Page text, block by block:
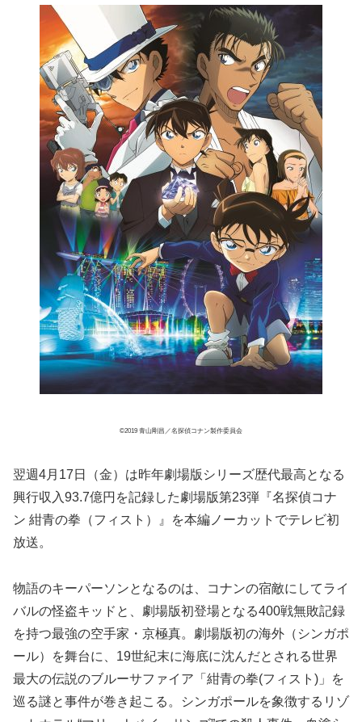
©2019 青山剛昌／名探偵コナン製作委員会
翌週4月17日（金）は昨年劇場版シリーズ歴代最高となる
興行収入93.7億円を記録した劇場版第23弾『名探偵コナ
ン 紺青の拳（フィスト）』を本編ノーカットでテレビ初
放送。
物語のキーパーソンとなるのは、コナンの宿敵にしてライ
バルの怪盗キッドと、劇場版初登場となる400戦無敗記録
を持つ最強の空手家・京極真。劇場版初の海外（シンガポ
ール）を舞台に、19世紀末に海底に沈んだとされる世界
最大の伝説のブルーサファイア「紺青の拳(フィスト)」を
巡る謎と事件が巻き起こる。シンガポールを象徴するリゾ